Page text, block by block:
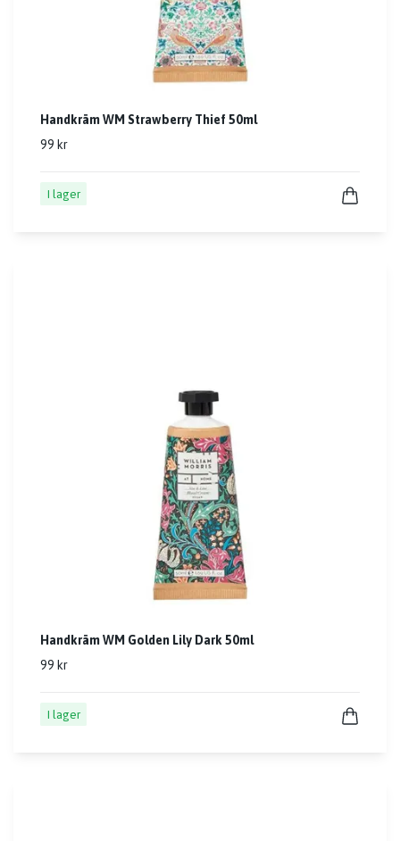
Handkräm WM Strawberry Thief 50ml
99 kr
I lager
Handkräm WM Golden Lily Dark 50ml
99 kr
I lager